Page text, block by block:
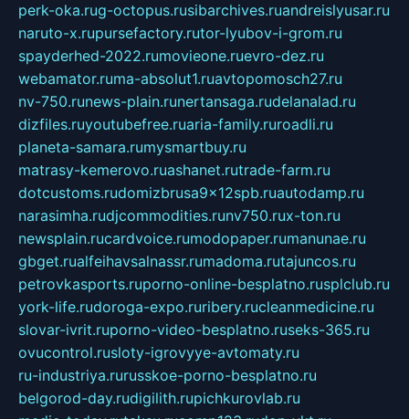
perk-oka.rug-octopus.rusibarchives.ruandreislyusar.ru
naruto-x.rupursefactory.rutor-lyubov-i-grom.ru
spayderhed-2022.rumovieone.ruevro-dez.ru
webamator.ruma-absolut1.ruavtopomosch27.ru
nv-750.runews-plain.runertansaga.rudelanalad.ru
dizfiles.ruyoutubefree.ruaria-family.ruroadli.ru
planeta-samara.rumysmartbuy.ru
matrasy-kemerovo.ruashanet.rutrade-farm.ru
dotcustoms.rudomizbrusa9x12spb.ruautodamp.ru
narasimha.rudjcommodities.runv750.rux-ton.ru
newsplain.rucardvoice.rumodopaper.rumanunae.ru
gbget.rualfeihavsalnassr.rumadoma.rutajuncos.ru
petrovkasports.ruporno-online-besplatno.rusplclub.ru
york-life.rudoroga-expo.ruribery.rucleanmedicine.ru
slovar-ivrit.ruporno-video-besplatno.ruseks-365.ru
ovucontrol.rusloty-igrovyye-avtomaty.ru
ru-industriya.rurusskoe-porno-besplatno.ru
belgorod-day.rudigilith.rupichkurovlab.ru